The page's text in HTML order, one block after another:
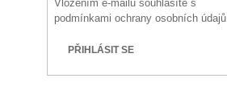
Vložením e-mailu souhlasíte s
podmínkami ochrany osobních údajů
PŘIHLÁSIT SE